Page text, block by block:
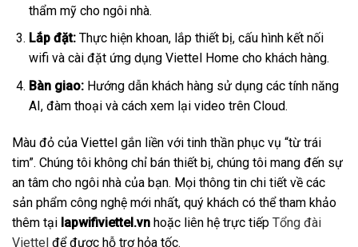
thẩm mỹ cho ngôi nhà.
Lắp đặt:Thực hiện khoan, lắp thiết bị, cấu hình kết nối
wifi và cài đặt ứng dụng Viettel Home cho khách hàng.
Bàn giao:Hướng dẫn khách hàng sử dụng các tính năng
AI, đàm thoại và cách xem lại video trên Cloud.
Màu đỏ của Viettel gắn liền với tinh thần phục vụ “từ trái
tim”. Chúng tôi không chỉ bán thiết bị, chúng tôi mang đến sự
an tâm cho ngôi nhà của bạn. Mọi thông tin chi tiết về các
sản phẩm công nghệ mới nhất, quý khách có thể tham khảo
thêm tại lapwifiviettel.vn hoặc liên hệ trực tiếp Tổng đài
Viettel để được hỗ trợ hỏa tốc.